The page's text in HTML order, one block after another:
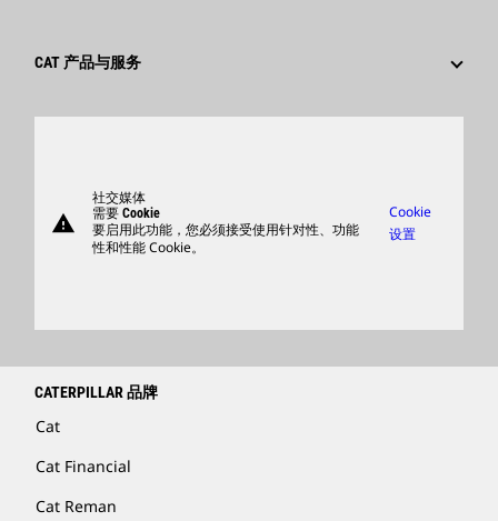
创新
搜索和申请
供应商
CAT 产品与服务
商品warning
社交媒体
需要 Cookie
要启用此功能，您必须接受使用针对性、功能
性和性能 Cookie。
Cookie
设置
CATERPILLAR 品牌
Cat
Cat Financial
Cat Reman